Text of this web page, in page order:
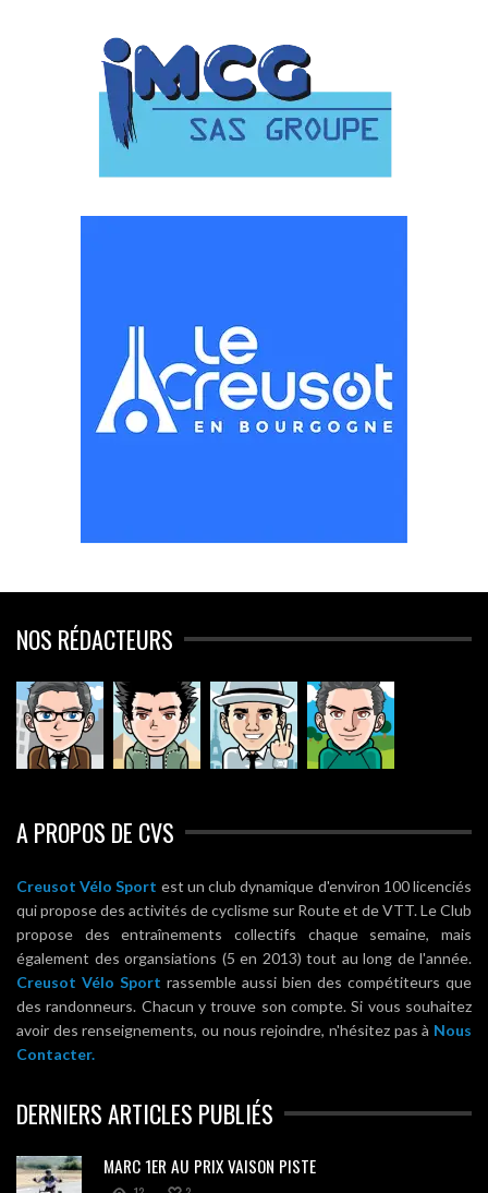
NOS RÉDACTEURS
A PROPOS DE CVS
Creusot Vélo Sport est un club dynamique d'environ 100 licenciés
qui propose des activités de cyclisme sur Route et de VTT. Le Club
propose des entraînements collectifs chaque semaine, mais
également des organsiations (5 en 2013) tout au long de l'année.
Creusot Vélo Sport rassemble aussi bien des compétiteurs que
des randonneurs. Chacun y trouve son compte. Si vous souhaitez
avoir des renseignements, ou nous rejoindre, n'hésitez pas à Nous
Contacter.
DERNIERS ARTICLES PUBLIÉS
MARC 1ER AU PRIX VAISON PISTE